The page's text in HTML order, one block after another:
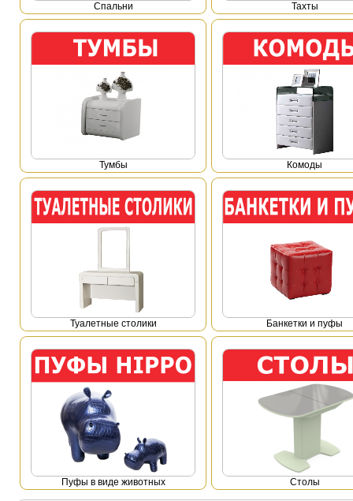
Спальни Тахты
Тумбы Комоды
Туалетные столики Банкетки и пуфы
Пуфы в виде животных Столы